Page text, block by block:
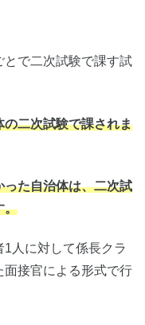
とで二次試験で課す試
二次試験で課されま
た自治体は、二次試
。
人に対して係長クラ
面接官による形式で行